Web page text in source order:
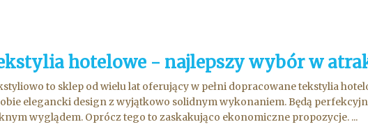
hotelowe - najlepszy wybór w
to sklep od wielu lat oferujący w pełni dopracowane tekstylia
elegancki design z wyjątkowo solidnym wykonaniem. Będą
wyglądem. Oprócz tego to zaskakująco ekonomiczne propozycje. ...